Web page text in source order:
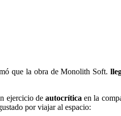
que la obra de Monolith Soft.
ejercicio de autocrítica en la
por viajar al espacio: